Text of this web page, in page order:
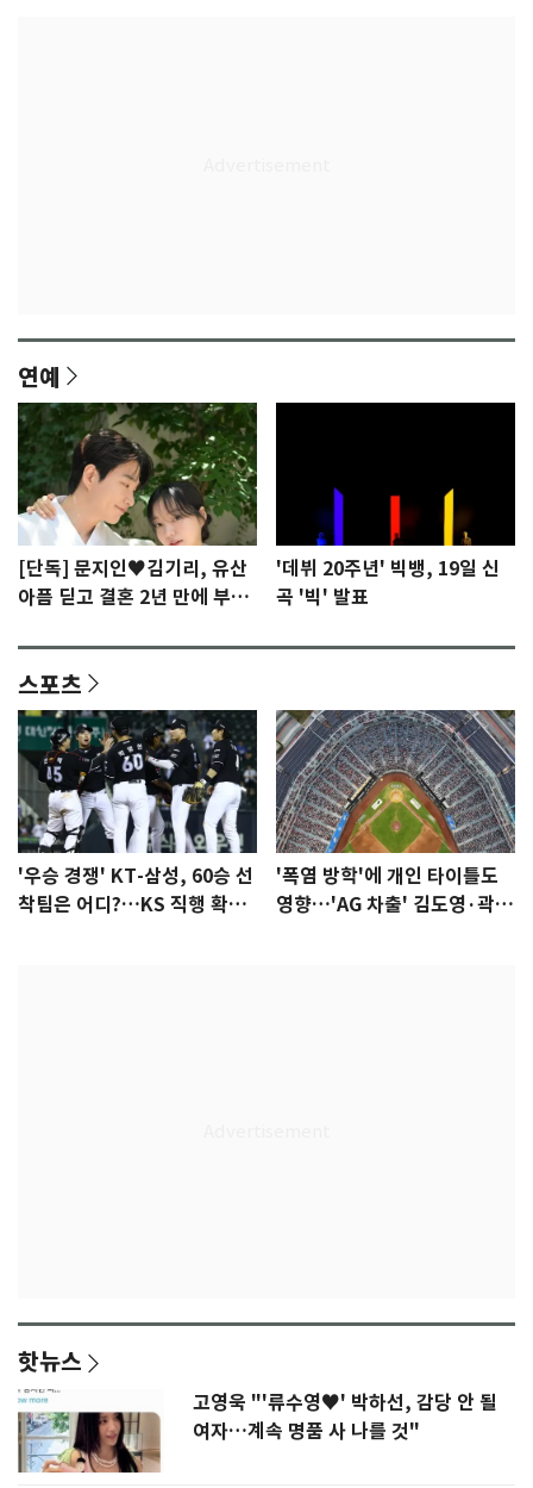
연예
[단독] 문지인♥김기리, 유산
아픔 딛고 결혼 2년 만에 부모
'데뷔 20주년' 빅뱅, 19일 신
곡 '빅' 발표
스포츠
'우승 경쟁' KT-삼성, 60승 선
착팀은 어디?…KS 직행 확률
'폭염 방학'에 개인 타이틀도
영향…'AG 차출' 김도영·곽빈
핫뉴스
고영욱 "'류수영♥' 박하선, 감당 안 될
여자…계속 명품 사 나를 것"